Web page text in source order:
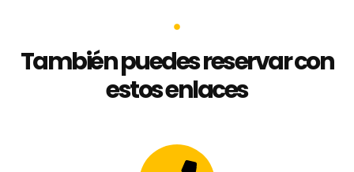
También puedes reservar con
estos enlaces